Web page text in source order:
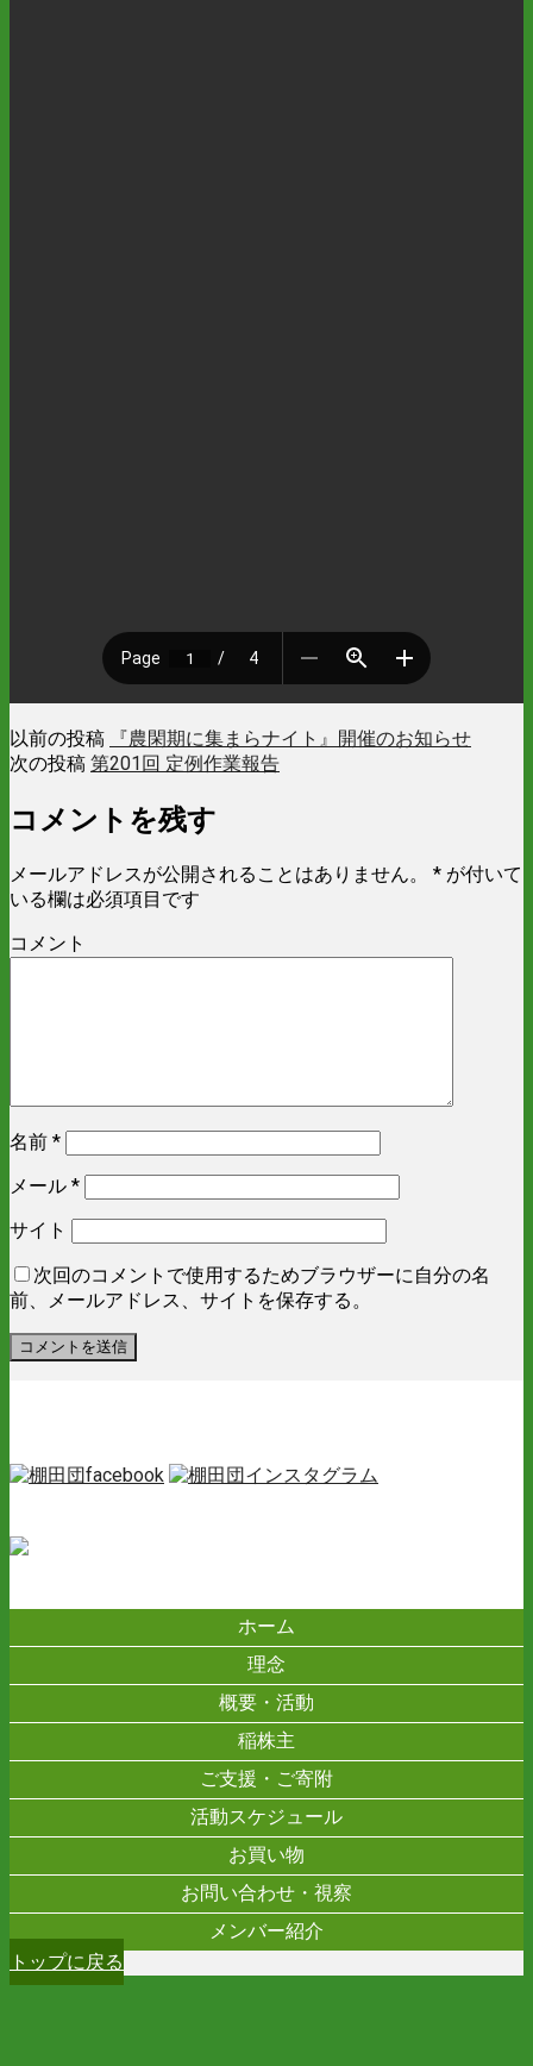
以前の投稿
『農閑期に集まらナイト』開催のお知らせ
次の投稿 第201回 定例作業報告
コメントを残す
メールアドレスが公開されることはありません。 * が付いて
いる欄は必須項目です
コメント
名前 *
メール *
サイト
次回のコメントで使用するためブラウザーに自分の名
前、メールアドレス、サイトを保存する。
ホーム
理念
概要・活動
稲株主
ご支援・ご寄附
活動スケジュール
お買い物
お問い合わせ・視察
メンバー紹介
トップに戻る